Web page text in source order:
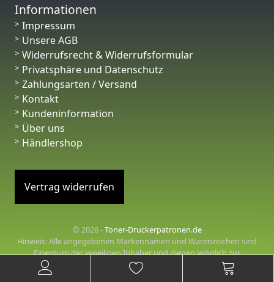
Informationen
Impressum
Unsere AGB
Widerrufsrecht & Widerrufsformular
Privatsphäre und Datenschutz
Zahlungsarten / Versand
Kontakt
Kundeninformation
Über uns
Händlershop
Vertrag widerrufen
© 2026 -Toner-Druckerpatronen.de
Hinweis: Alle angegebenen Markennamen und Warenzeichen sind
Eigentum der jeweiligen Inhaber und dienen lediglich zur
Beschreibung der angebotenen Produkte.